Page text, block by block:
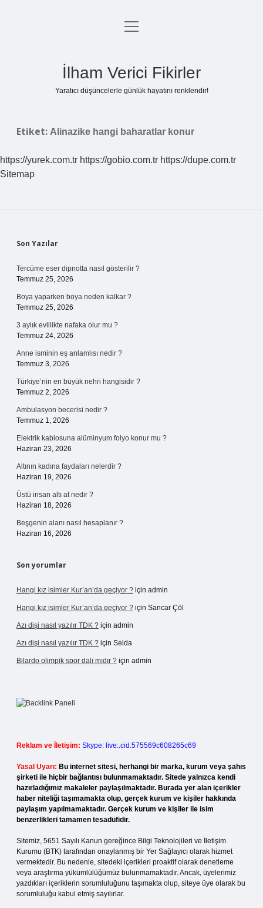
Anasayfa
menüyü
İlham Verici Fikirler
Yaratıcı düşüncelerle günlük hayatını renklendir!
Etiket: Alinazike hangi baharatlar konur
https://yurek.com.tr https://gobio.com.tr https://dupe.com.tr
Sitemap
Sidebar
Son Yazılar
Tercüme eser dipnotta nasıl gösterilir ?
Temmuz 25, 2026
Boya yaparken boya neden kalkar ?
Temmuz 25, 2026
3 aylık evlilikte nafaka olur mu ?
Temmuz 24, 2026
Anne isminin eş anlamlısı nedir ?
Temmuz 3, 2026
Türkiye’nin en büyük nehri hangisidir ?
Temmuz 2, 2026
Ambulasyon becerisi nedir ?
Temmuz 1, 2026
Elektrik kablosuna alüminyum folyo konur mu ?
Haziran 23, 2026
Altının kadına faydaları nelerdir ?
Haziran 19, 2026
Üstü insan altı at nedir ?
Haziran 18, 2026
Beşgenin alanı nasıl hesaplanır ?
Haziran 16, 2026
Son yorumlar
Hangi kız isimler Kur’an’da geçiyor ? için admin
Hangi kız isimler Kur’an’da geçiyor ? için Sancar Çöl
Azı dişi nasıl yazılır TDK ? için admin
Azı dişi nasıl yazılır TDK ? için Selda
Bilardo olimpik spor dalı mıdır ? için admin
Reklam ve İletişim: Skype: live:.cid.575569c608265c69
Yasal Uyarı: Bu internet sitesi, herhangi bir marka, kurum veya şahıs
şirketi ile hiçbir bağlantısı bulunmamaktadır. Sitede yalnızca kendi
hazırladığımız makaleler paylaşılmaktadır. Burada yer alan içerikler
haber niteliği taşımamakta olup, gerçek kurum ve kişiler hakkında
paylaşım yapılmamaktadır. Gerçek kurum ve kişiler ile isim
benzerlikleri tamamen tesadüfidir.
Sitemiz, 5651 Sayılı Kanun gereğince Bilgi Teknolojileri ve İletişim
Kurumu (BTK) tarafından onaylanmış bir Yer Sağlayıcı olarak hizmet
vermektedir. Bu nedenle, sitedeki içerikleri proaktif olarak denetleme
veya araştırma yükümlülüğümüz bulunmamaktadır. Ancak, üyelerimiz
yazdıkları içeriklerin sorumluluğunu taşımakta olup, siteye üye olarak bu
sorumluluğu kabul etmiş sayılırlar.